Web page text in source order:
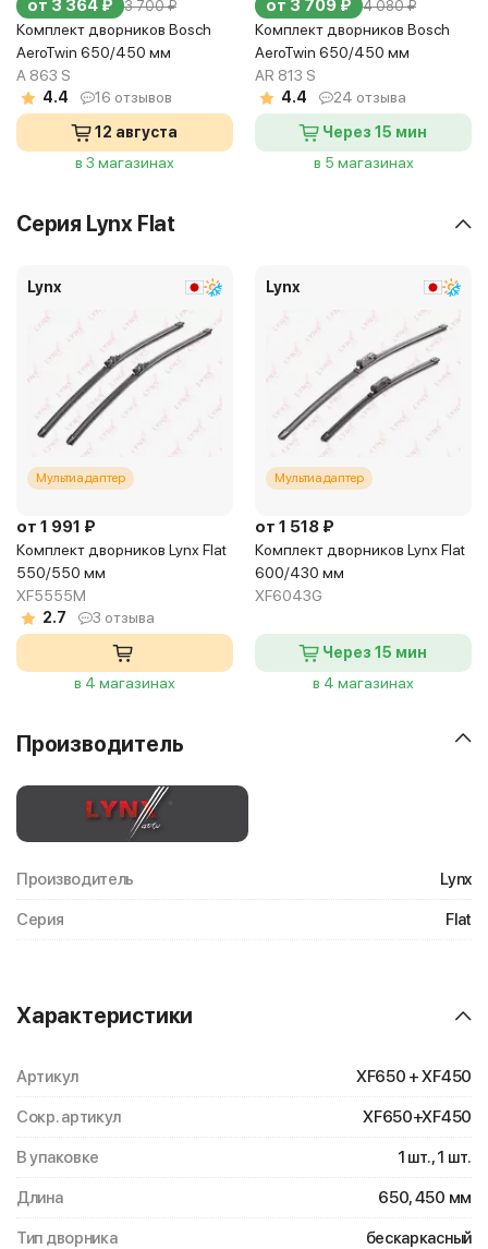
от 3 364 ₽ 3 700 ₽
Комплект дворников Bosch
AeroTwin 650/450 мм
A 863 S
4.4
16 отзывов
12 августа
в 3 магазинах
от 3 709 ₽ 4 080 ₽
Комплект дворников Bosch
AeroTwin 650/450 мм
AR 813 S
4.4
24 отзыва
Через 15 мин
в 5 магазинах
Серия Lynx Flat
Lynx
Мультиадаптер
от 1 991 ₽
Комплект дворников Lynx Flat
550/550 мм
XF5555M
2.7
3 отзыва
в 4 магазинах
Lynx
Мультиадаптер
от 1 518 ₽
Комплект дворников Lynx Flat
600/430 мм
XF6043G
Через 15 мин
в 4 магазинах
Производитель
Производитель Lynx
Серия Flat
Характеристики
Артикул XF650 + XF450
Сокр. артикул XF650+XF450
В упаковке 1 шт., 1 шт.
Длина 650, 450 мм
Тип дворника бескаркасный